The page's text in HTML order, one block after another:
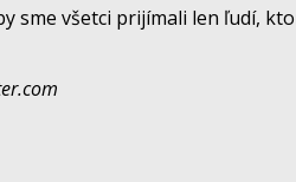
sme všetci prijímali len ľudí,